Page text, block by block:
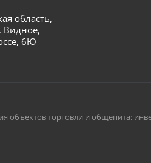
область,
Видное,
6Ю
объектов торговли и общепита: